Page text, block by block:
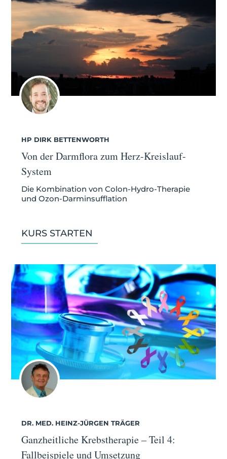
HP DIRK BETTENWORTH
Von der Darmflora zum Herz-Kreislauf-
System
Die Kombination von Colon-Hydro-Therapie
und Ozon-Darminsufflation
KURS STARTEN
DR. MED. HEINZ-JÜRGEN TRÄGER
Ganzheitliche Krebstherapie – Teil 4:
Fallbeispiele und Umsetzung